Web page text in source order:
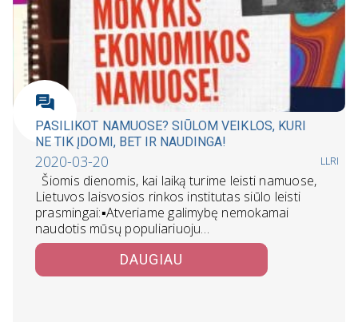
PASILIKOT NAMUOSE? SIŪLOM VEIKLOS, KURI
NE TIK ĮDOMI, BET IR NAUDINGA!
2020-03-20 LLRI
Šiomis dienomis, kai laiką turime leisti namuose,
Lietuvos laisvosios rinkos institutas siūlo leisti
prasmingai:▪️Atveriame galimybę nemokamai
naudotis mūsų populiariuoju…
DAUGIAU